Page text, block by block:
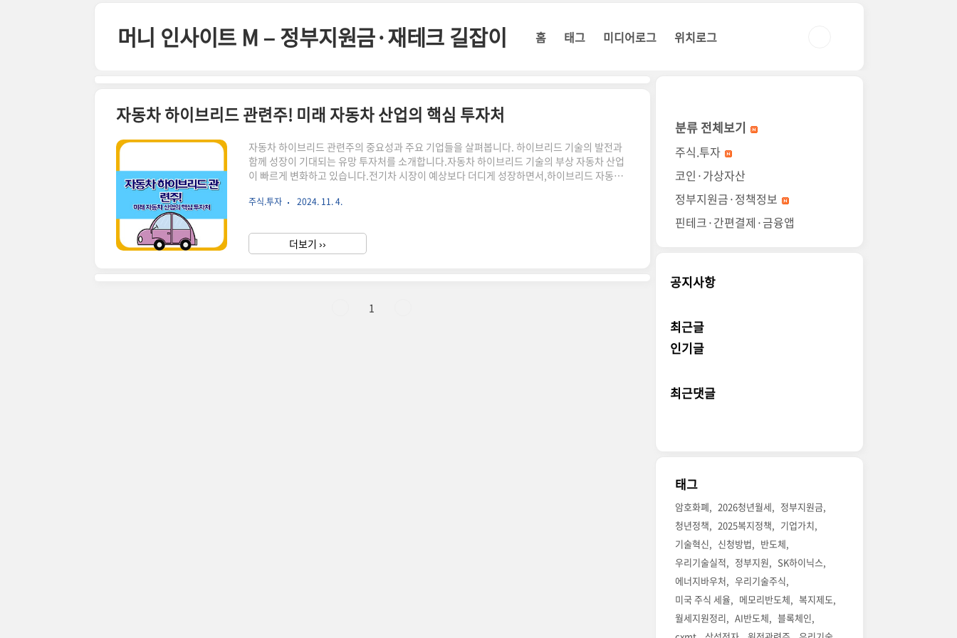
머니 인사이트 M – 정부지원금·재테크 길잡이 홈 태그 미디어로그 위치로그
자동차 하이브리드 관련주! 미래 자동차 산업의 핵심 투자처
자동차 하이브리드 관련주의 중요성과 주요 기업들을 살펴봅니다. 하이브리드 기술의 발전과
함께 성장이 기대되는 유망 투자처를 소개합니다.자동차 하이브리드 기술의 부상 자동차 산업
이 빠르게 변화하고 있습니다.전기차 시장이 예상보다 더디게 성장하면서,하이브리드 자동차
를 높이고 배출가스를 줄이는 친환경 자동차입니다. ▶ 하이브리드 자동차의 장점연비 향상:
모드를 활용하여 도심에서 배출가스를 크게 줄일 수 있습니다.충전 인프라 부담 감소: 순수 전
기차와 달리 별도의 충전 시설이 필요 없습니다.주행 거리 걱정 없음: 내연기관이 있어 장거리
주식.투자 2024. 11. 4.
더보기 ››
1
분류 전체보기
주식.투자
코인·가상자산
정부지원금·정책정보
핀테크·간편결제·금융앱
공지사항
최근글
인기글
최근댓글
태그
암호화폐 2026청년월세
정부지원금
청년정책
2025복지정책
기업가치
기술혁신
신청방법
반도체
우리기술실적
정부지원
SK하이닉스
에너지바우처
우리기술주식
미국 주식 세율
메모리반도체
복지제도
월세지원정리
AI반도체
블록체인